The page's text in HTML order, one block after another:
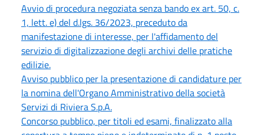
Avvio di procedura negoziata senza bando ex art. 50, c.
1, lett. e) del d.lgs. 36/2023, preceduto da
manifestazione di interesse, per l'affidamento del
servizio di digitalizzazione degli archivi delle pratiche
edilizie.
Avviso pubblico per la presentazione di candidature per
la nomina dell'Organo Amministrativo della società
Servizi di Riviera S.p.A.
Concorso pubblico, per titoli ed esami, finalizzato alla